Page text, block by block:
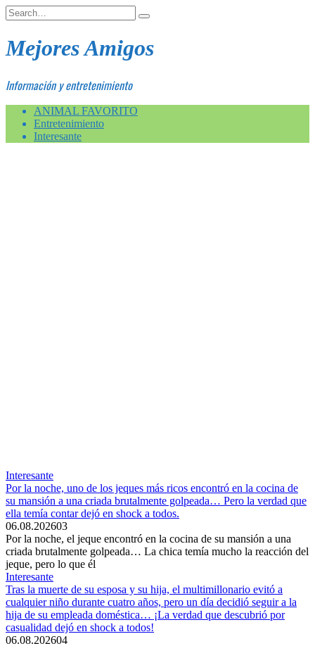
Skip
to
Search
for:
Mejores Amigos
Información y entretenimiento
ANIMAL FAVORITO
Entretenimiento
Interesante
Interesante
Por la noche, uno de los jeques más ricos encontró en la cocina de
su mansión a una criada brutalmente golpeada… Pero la verdad que
ella temía contar dejó en shock a todos.
06.08.202603
Por la noche, el jeque encontró en la cocina de su mansión a una
criada brutalmente golpeada… La chica temía mucho la reacción del
jeque, pero lo que él
Interesante
Tras la muerte de su esposa y su hija, el multimillonario evitó a
cualquier niño durante cuatro años, pero un día decidió seguir a la
hija de su empleada doméstica… ¡La verdad que descubrió por
casualidad dejó en shock a todos!
06.08.202604